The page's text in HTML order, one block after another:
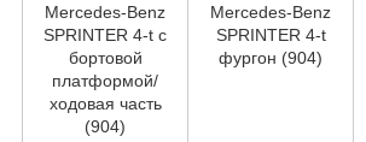
Mercedes-Benz
SPRINTER 4-t c
бортовой
платформой/
ходовая часть
(904)
Mercedes-Benz
SPRINTER 4-t
фургон (904)